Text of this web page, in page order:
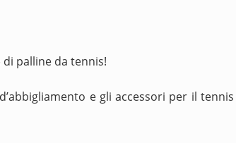
palline da tennis!
e gli accessori per il